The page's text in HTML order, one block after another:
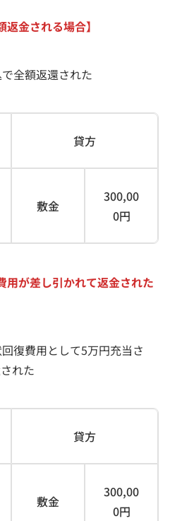
返金される場合】
全額返還された
貸方
敷金
300,00
0円
用が差し引かれて返金された
復費用として5万円充当さ
れた
貸方
敷金
300,00
0円